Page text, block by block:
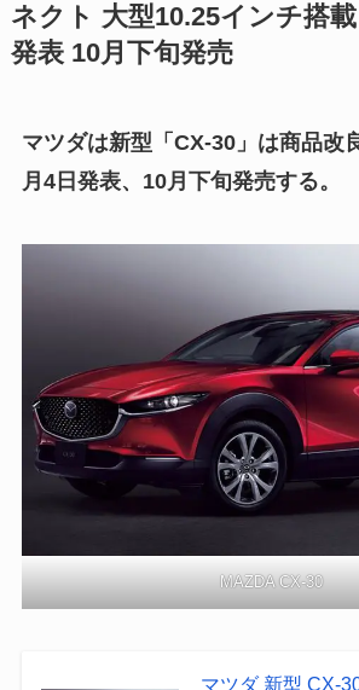
ネクト 大型10.25インチ搭載
発表 10月下旬発売
マツダは新型「CX-30」は商品改
月4日発表、10月下旬発売する。
MAZDA CX-30
マツダ 新型 CX-